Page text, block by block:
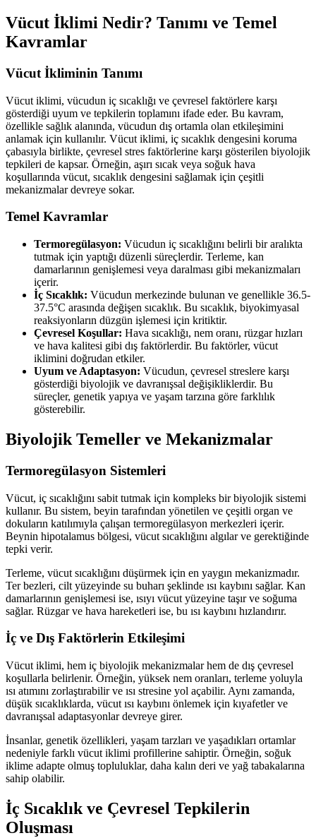
Vücut İklimi Nedir? Tanımı ve Temel
Kavramlar
Vücut İkliminin Tanımı
Vücut iklimi, vücudun iç sıcaklığı ve çevresel faktörlere karşı
gösterdiği uyum ve tepkilerin toplamını ifade eder. Bu kavram,
özellikle sağlık alanında, vücudun dış ortamla olan etkileşimini
anlamak için kullanılır. Vücut iklimi, iç sıcaklık dengesini koruma
çabasıyla birlikte, çevresel stres faktörlerine karşı gösterilen biyolojik
tepkileri de kapsar. Örneğin, aşırı sıcak veya soğuk hava
koşullarında vücut, sıcaklık dengesini sağlamak için çeşitli
mekanizmalar devreye sokar.
Temel Kavramlar
Termoregülasyon: Vücudun iç sıcaklığını belirli bir aralıkta
tutmak için yaptığı düzenli süreçlerdir. Terleme, kan
damarlarının genişlemesi veya daralması gibi mekanizmaları
içerir.
İç Sıcaklık: Vücudun merkezinde bulunan ve genellikle 36.5-
37.5°C arasında değişen sıcaklık. Bu sıcaklık, biyokimyasal
reaksiyonların düzgün işlemesi için kritiktir.
Çevresel Koşullar: Hava sıcaklığı, nem oranı, rüzgar hızları
ve hava kalitesi gibi dış faktörlerdir. Bu faktörler, vücut
iklimini doğrudan etkiler.
Uyum ve Adaptasyon: Vücudun, çevresel streslere karşı
gösterdiği biyolojik ve davranışsal değişikliklerdir. Bu
süreçler, genetik yapıya ve yaşam tarzına göre farklılık
gösterebilir.
Biyolojik Temeller ve Mekanizmalar
Termoregülasyon Sistemleri
Vücut, iç sıcaklığını sabit tutmak için kompleks bir biyolojik sistemi
kullanır. Bu sistem, beyin tarafından yönetilen ve çeşitli organ ve
dokuların katılımıyla çalışan termoregülasyon merkezleri içerir.
Beynin hipotalamus bölgesi, vücut sıcaklığını algılar ve gerektiğinde
tepki verir.
Terleme, vücut sıcaklığını düşürmek için en yaygın mekanizmadır.
Ter bezleri, cilt yüzeyinde su buharı şeklinde ısı kaybını sağlar. Kan
damarlarının genişlemesi ise, ısıyı vücut yüzeyine taşır ve soğuma
sağlar. Rüzgar ve hava hareketleri ise, bu ısı kaybını hızlandırır.
İç ve Dış Faktörlerin Etkileşimi
Vücut iklimi, hem iç biyolojik mekanizmalar hem de dış çevresel
koşullarla belirlenir. Örneğin, yüksek nem oranları, terleme yoluyla
ısı atımını zorlaştırabilir ve ısı stresine yol açabilir. Aynı zamanda,
düşük sıcaklıklarda, vücut ısı kaybını önlemek için kıyafetler ve
davranışsal adaptasyonlar devreye girer.
İnsanlar, genetik özellikleri, yaşam tarzları ve yaşadıkları ortamlar
nedeniyle farklı vücut iklimi profillerine sahiptir. Örneğin, soğuk
iklime adapte olmuş topluluklar, daha kalın deri ve yağ tabakalarına
sahip olabilir.
İç Sıcaklık ve Çevresel Tepkilerin
Oluşması